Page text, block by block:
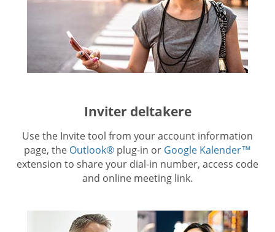
Inviter deltakere
Use the Invite tool from your account information
page, the Outlook® plug-in or Google Kalender™
extension to share your dial-in number, access code
and online meeting link.